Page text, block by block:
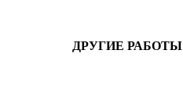
ДРУГИЕ РАБОТЫ